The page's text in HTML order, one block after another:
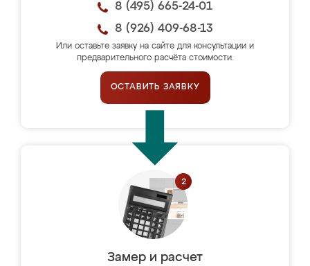
8 (495) 665-24-01
8 (926) 409-68-13
Или оставьте заявку на сайте для консультации и
предварительного расчёта стоимости.
ОСТАВИТЬ ЗАЯВКУ
Замер и расчет